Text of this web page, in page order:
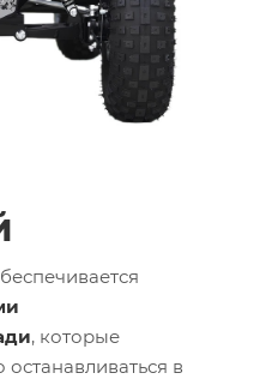
, которые
в